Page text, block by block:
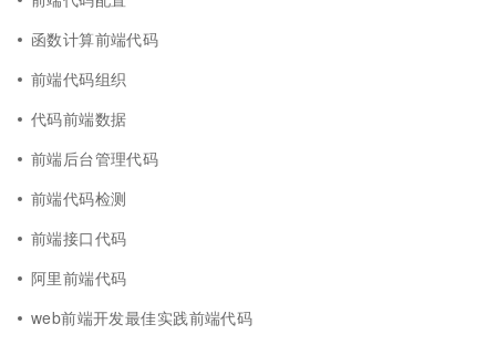
函数计算前端代码
前端代码组织
代码前端数据
前端后台管理代码
前端代码检测
前端接口代码
阿里前端代码
web前端开发最佳实践前端代码